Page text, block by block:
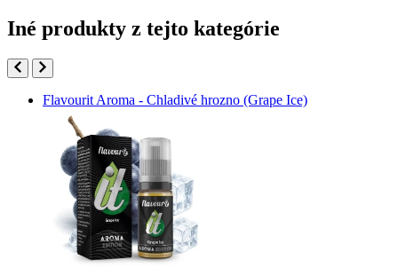
Iné produkty z tejto kategórie
Flavourit Aroma - Chladivé hrozno (Grape Ice)